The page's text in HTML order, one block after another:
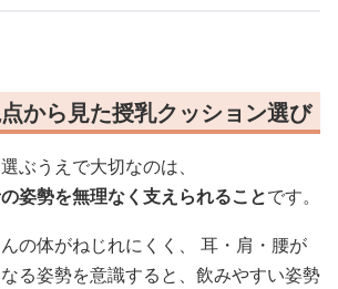
から見た授乳クッション選び
ぶうえで大切なのは、
姿勢を無理なく支えられることです。
の体がねじれにくく、 耳・肩・腰が
る姿勢を意識すると、飲みやすい姿勢